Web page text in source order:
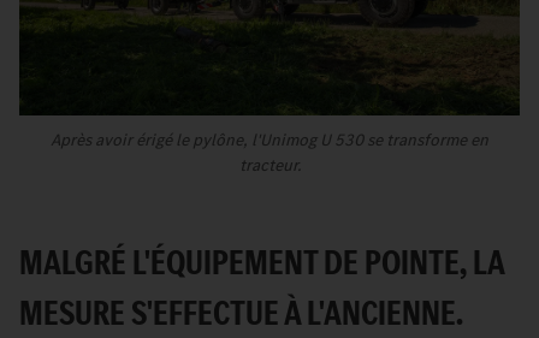
Après avoir érigé le pylône, l'Unimog U 530 se transforme en
tracteur.
MALGRÉ L'ÉQUIPEMENT DE POINTE, LA
MESURE S'EFFECTUE À L'ANCIENNE.